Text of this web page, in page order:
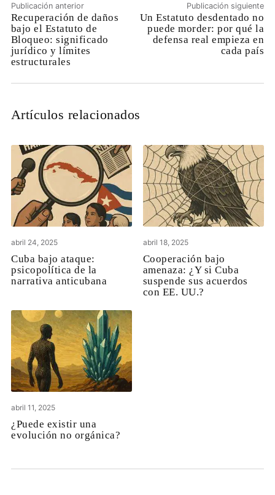
Publicación anterior
Recuperación de daños
bajo el Estatuto de
Bloqueo: significado
jurídico y límites
estructurales
Publicación siguiente
Un Estatuto desdentado no
puede morder: por qué la
defensa real empieza en
cada país
Artículos relacionados
abril 24, 2025
Cuba bajo ataque:
psicopolítica de la
narrativa anticubana
abril 18, 2025
Cooperación bajo
amenaza: ¿Y si Cuba
suspende sus acuerdos
con EE. UU.?
abril 11, 2025
¿Puede existir una
evolución no orgánica?